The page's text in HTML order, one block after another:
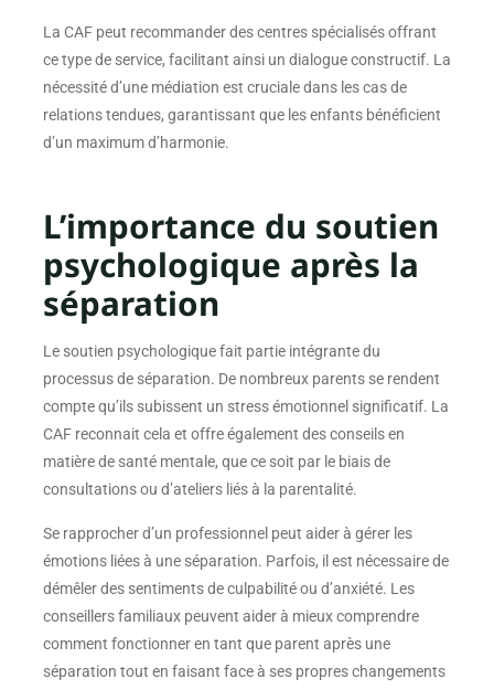
La CAF peut recommander des centres spécialisés offrant
ce type de service, facilitant ainsi un dialogue constructif. La
nécessité d’une médiation est cruciale dans les cas de
relations tendues, garantissant que les enfants bénéficient
d’un maximum d’harmonie.
L’importance du soutien
psychologique après la
séparation
Le soutien psychologique fait partie intégrante du
processus de séparation. De nombreux parents se rendent
compte qu’ils subissent un stress émotionnel significatif. La
CAF reconnait cela et offre également des conseils en
matière de santé mentale, que ce soit par le biais de
consultations ou d’ateliers liés à la parentalité.
Se rapprocher d’un professionnel peut aider à gérer les
émotions liées à une séparation. Parfois, il est nécessaire de
démêler des sentiments de culpabilité ou d’anxiété. Les
conseillers familiaux peuvent aider à mieux comprendre
comment fonctionner en tant que parent après une
séparation tout en faisant face à ses propres changements